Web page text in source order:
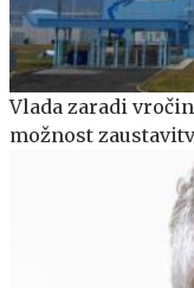
Vlada zaradi
možnost